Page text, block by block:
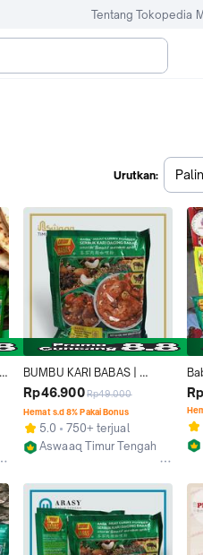
Tentang Tokopedia
Urutkan:
BUMBU KARI BABAS |
Babas meat curry powder
Rp46.900Rp49.000
Hemat s.d 8% Pakai Bonus
5.0
750+ terjual
Aswaaq Timur Tengah